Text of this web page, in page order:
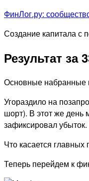
Перейти
содержимому
ФинЛог.ру:
Создание капитала с
Результат за
Основные набранные
Угораздило на
шорт). В этот же день
зафиксировал
Что касается
Теперь перейдем к